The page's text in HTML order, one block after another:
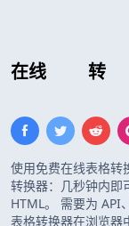
在线 转
使用免费在线表格转
转换器：几秒钟内
HTML。 需要为 API
表格转换器在浏览器